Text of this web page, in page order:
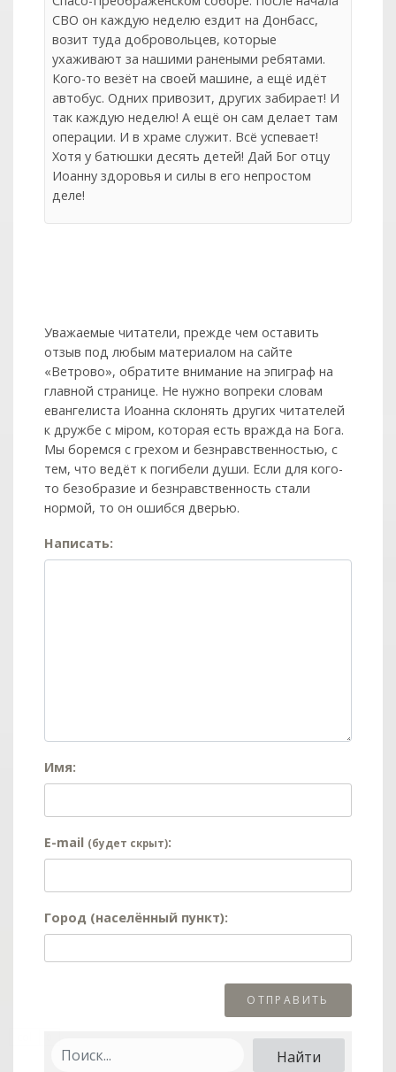
СВО он каждую неделю ездит на Донбасс,
возит туда добровольцев, которые
ухаживают за нашими ранеными ребятами.
Кого-то везёт на своей машине, а ещё идёт
автобус. Одних привозит, других забирает! И
так каждую неделю! А ещё он сам делает там
операции. И в храме служит. Всё успевает!
Хотя у батюшки десять детей! Дай Бог отцу
Иоанну здоровья и силы в его непростом
деле!
Уважаемые читатели, прежде чем оставить
отзыв под любым материалом на сайте
«Ветрово», обратите внимание на эпиграф на
главной странице. Не нужно вопреки словам
евангелиста Иоанна склонять других читателей
к дружбе с мiром, которая есть вражда на Бога.
Мы боремся с грехом и без­нрав­ствен­ностью, с
тем, что ведёт к погибели души. Если для кого-
то безобразие и безнравственность стали
нормой, то он ошибся дверью.
Написать:
Имя:
E-mail (будет скрыт):
Город (населённый пункт):